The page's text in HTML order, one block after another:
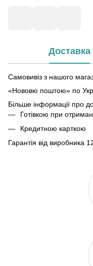
Доставка
Самовивіз з нашого
«Нововю поштою» по
Більше інформації про
Готівкою при
Кредитною карткою
Гарантія від виробника